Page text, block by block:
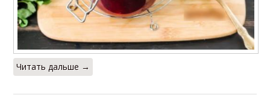
Читать дальше →